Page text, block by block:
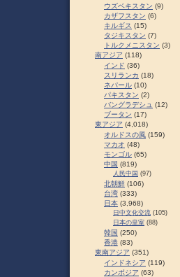
ウズベキスタン (9)
カザフスタン (6)
キルギス (15)
タジキスタン (7)
トルクメニスタン (3)
南アジア (118)
インド (36)
スリランカ (18)
ネパール (10)
パキスタン (2)
バングラデシュ (12)
ブータン (17)
東アジア (4,018)
オルドスの風 (159)
マカオ (48)
モンゴル (65)
中国 (819)
人民中国 (97)
北朝鮮 (106)
台湾 (333)
日本 (3,968)
日中文化交流 (105)
日本の皇室 (88)
韓国 (250)
香港 (83)
東南アジア (351)
インドネシア (119)
カンボジア (63)